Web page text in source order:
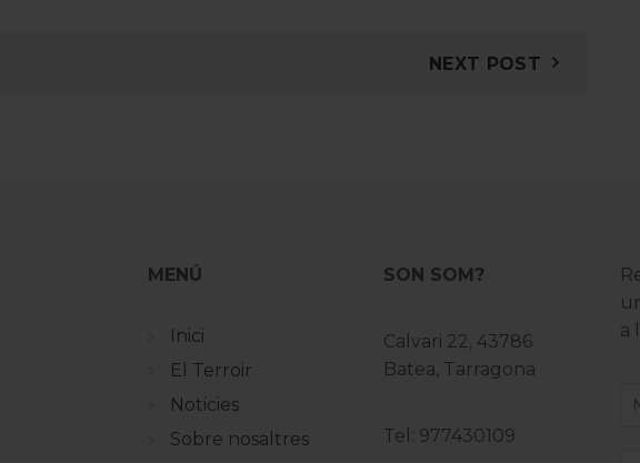
NEXT POST
MENÚ
Inici
El Terroir
Noticies
Sobre nosaltres
SON SOM?
Calvari 22, 43786
Batea, Tarragona
Tel: 977430109
a